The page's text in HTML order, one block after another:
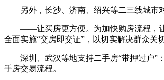
另外，长沙、济南、绍兴等二三线城市对
——让买房更方便。为加快购房流程，让
全面实施“交房即交证”，以切实解决群众关
深圳、武汉等地支持二手房“带押过户”：
手房交易流程。